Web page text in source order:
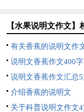
【水果说明文作文】
有关香蕉的说明文作
说明文香蕉作文400
说明文香蕉作文汇总5
介绍香蕉的说明文
关于科普说明文作文4